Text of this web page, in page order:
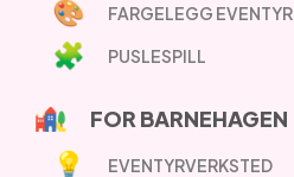
FARGELEGG EVENTYR
PUSLESPILL
FOR BARNEHAGEN
EVENTYRVERKSTED